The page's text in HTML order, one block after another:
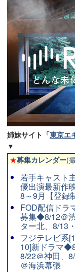
姉妹サイト「東京エ
▼
★募集カレンダー(
若手キャスト
優出演最新作
8～9月【登録
FOD配信ドラ
募集◆8/12＠
ター北、8/13
フジテレビ系
10]新ドラマ
8/22＠神田、
＠海浜幕張